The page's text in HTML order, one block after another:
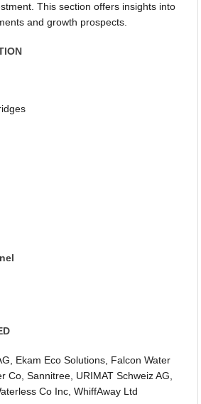
This section offers insights into
and growth prospects.
Ekam Eco Solutions, Falcon Water
Co, Sannitree, URIMAT Schweiz AG,
Co Inc, WhiffAway Ltd